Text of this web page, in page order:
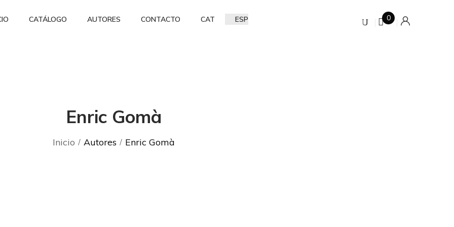
CATÁLOGO AUTORES CONTACTO CAT ESP 0
Enric Gomà
Inicio Autores Enric Gomà